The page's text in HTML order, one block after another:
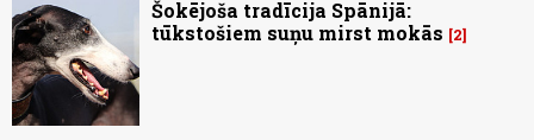
Šokējoša tradīcija Spānijā:
tūkstošiem suņu mirst mokās
2